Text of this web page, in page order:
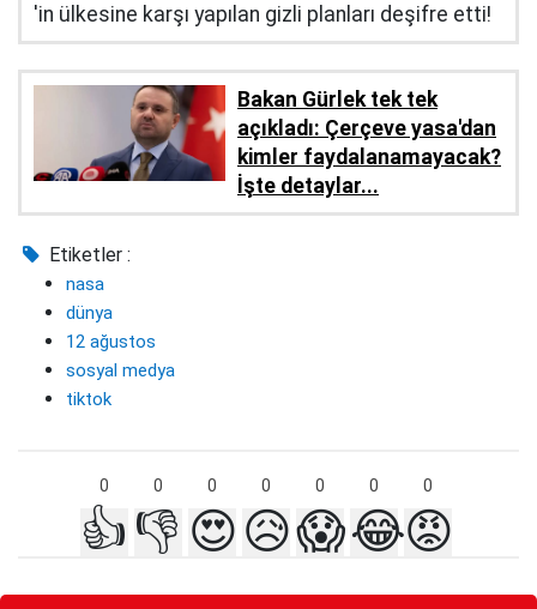
'in ülkesine karşı yapılan gizli planları deşifre etti!
Bakan Gürlek tek tek
açıkladı: Çerçeve yasa'dan
kimler faydalanamayacak?
İşte detaylar...
Etiketler :
nasa
dünya
12 ağustos
sosyal medya
tiktok
0 0 0 0 0 0 0
👍 👎 😍😥😱😂😡